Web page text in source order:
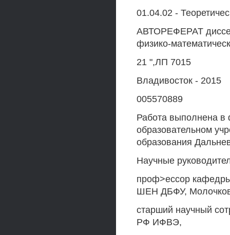
01.04.02 -
АВТОРЕФЕРАТ
физико-
21 ",ЛП 7015
Владивосток - 2015
005570889
Работа выполнена в
образовательном
образования
Научные
проф>ессор
ШЕН ДБФУ, Молочков
старший научный
РФ ИФВЭ,